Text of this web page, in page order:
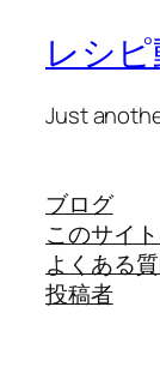
レシ
Just
ブログ
このサイ
よくある
投稿者